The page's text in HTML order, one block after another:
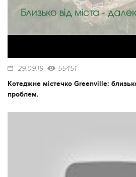
29.09.19 55451
Котеджне містечко Greenville:
проблем.